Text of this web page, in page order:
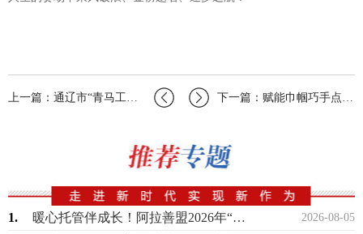
上一篇：通辽市“青马工程”暨苏木乡镇(街道)团干部培训班圆满举办 下一篇：赋能巾帼巧手点亮创业微光｜锡林郭勒盟团委开展羊毛毡手工技能培训助力青年创…
2026-08-05
1. 暖心托管伴成长！阿拉善盟2026年“希望工程伙伴项目”暑期困境儿童托管班正式开班